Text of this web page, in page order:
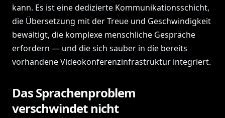
kann. Es ist eine dedizierte Kommunikationsschicht,
die Übersetzung mit der Treue und Geschwindigkeit
bewältigt, die komplexe menschliche Gespräche
erfordern — und die sich sauber in die bereits
vorhandene Videokonferenzinfrastruktur integriert.
Das Sprachenproblem
verschwindet nicht